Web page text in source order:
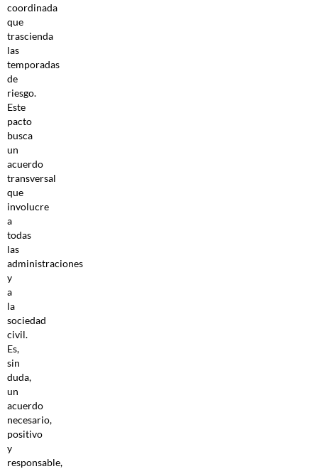
coordinada
que
trascienda
las
temporadas
de
riesgo.
Este
pacto
busca
un
acuerdo
transversal
que
involucre
a
todas
las
administraciones
y
a
la
sociedad
civil.
Es,
sin
duda,
un
acuerdo
necesario,
positivo
y
responsable,